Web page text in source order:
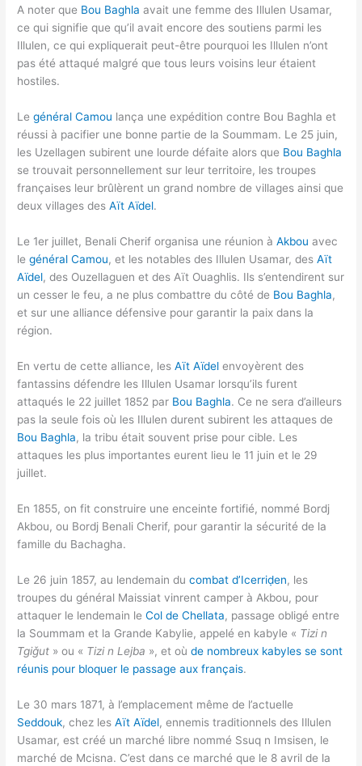
A noter que Bou Baghla avait une femme des Illulen Usamar,
ce qui signifie que qu’il avait encore des soutiens parmi les
Illulen, ce qui expliquerait peut-être pourquoi les Illulen n’ont
pas été attaqué malgré que tous leurs voisins leur étaient
hostiles.
Legénéral Camou lança une expédition contre Bou Baghla et
réussi à pacifier une bonne partie de la Soummam. Le 25 juin,
les Uzellagen subirent une lourde défaite alors que Bou Baghla
se trouvait personnellement sur leur territoire, les troupes
françaises leur brûlèrent un grand nombre de villages ainsi que
deux villages desAït Aïdel.
Le 1er juillet, Benali Cherif organisa une réunion àAkbou avec
legénéral Camou, et les notables des Illulen Usamar, desAït
Aïdel, des Ouzellaguen et des Aït Ouaghlis. Ils s’entendirent sur
un cesser le feu, a ne plus combattre du côté de Bou Baghla,
et sur une alliance défensive pour garantir la paix dans la
région.
En vertu de cette alliance, lesAït Aïdel envoyèrent des
fantassins défendre les Illulen Usamar lorsqu’ils furent
attaqués le 22 juillet 1852 par Bou Baghla. Ce ne sera d’ailleurs
pas la seule fois où les Illulen durent subirent les attaques de
Bou Baghla, la tribu était souvent prise pour cible. Les
attaques les plus importantes eurent lieu le 11 juin et le 29
juillet.
En 1855, on fit construire une enceinte fortifié, nommé Bordj
Akbou, ou Bordj Benali Cherif, pour garantir la sécurité de la
famille du Bachagha.
Le 26 juin 1857, au lendemain ducombat d’Icerriḍen, les
troupes du général Maissiat vinrent camper à Akbou, pour
attaquer le lendemain le Col de Chellata, passage obligé entre
la Soummam et la Grande Kabylie, appelé en kabyle « Tizi n
Tgiǧut » ou « Tizi n Lejba », et oùde nombreux kabyles se sont
réunis pour bloquer le passage aux français.
Le 30 mars 1871, à l’emplacement même de l’actuelle
Seddouk, chez lesAït Aïdel, ennemis traditionnels des Illulen
Usamar, est créé un marché libre nommé Ssuq n Imsisen, le
marché de Mcisna. C’est dans ce marché que le 8 avril de la